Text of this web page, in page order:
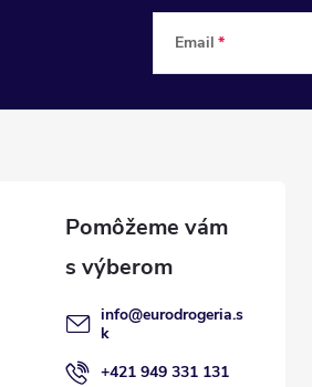
Email
info@eurodrogeria.s
k
+421 949 331 131